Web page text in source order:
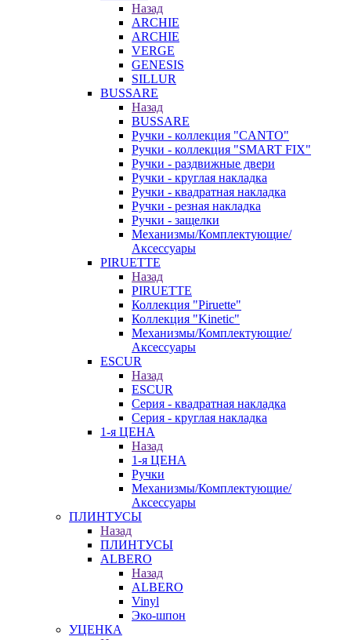
Назад
ARCHIE
ARCHIE
VERGE
GENESIS
SILLUR
BUSSARE
Назад
BUSSARE
Ручки - коллекция "CANTO"
Ручки - коллекция "SMART FIX"
Ручки - раздвижные двери
Ручки - круглая накладка
Ручки - квадратная накладка
Ручки - резная накладка
Ручки - защелки
Механизмы/Комплектующие/
Аксессуары
PIRUETTE
Назад
PIRUETTE
Коллекция "Piruette"
Коллекция "Kinetic"
Механизмы/Комплектующие/
Аксессуары
ESCUR
Назад
ESCUR
Серия - квадратная накладка
Серия - круглая накладка
1-я ЦЕНА
Назад
1-я ЦЕНА
Ручки
Механизмы/Комплектующие/
Аксессуары
ПЛИНТУСЫ
Назад
ПЛИНТУСЫ
ALBERO
Назад
ALBERO
Vinyl
Эко-шпон
УЦЕНКА